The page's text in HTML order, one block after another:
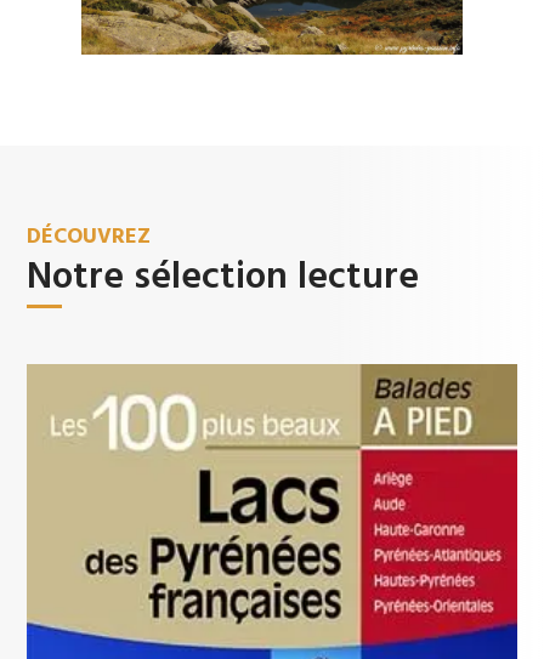
DÉCOUVREZ
Notre sélection lecture